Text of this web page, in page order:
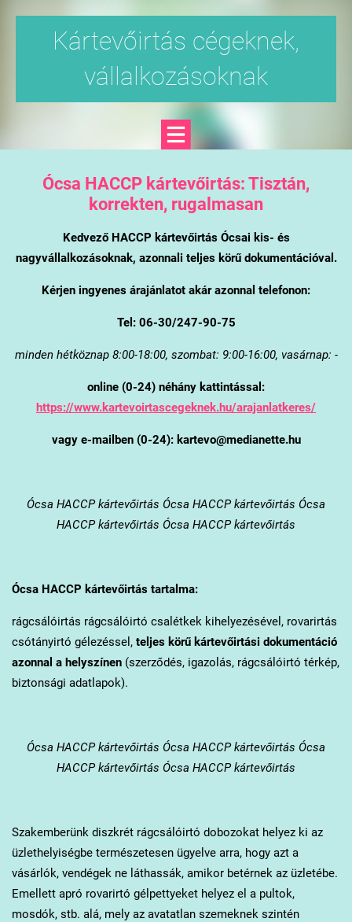
Kártevőirtás cégeknek,
vállalkozásoknak
Ócsa HACCP kártevőirtás: Tisztán,
korrekten, rugalmasan
Kedvező HACCP kártevőirtás Ócsai kis- és
nagyvállalkozásoknak, azonnali teljes körű dokumentációval.
Kérjen ingyenes árajánlatot akár azonnal telefonon:
Tel: 06-30/247-90-75
minden hétköznap 8:00-18:00, szombat: 9:00-16:00, vasárnap: -
online (0-24) néhány kattintással:
https://www.kartevoirtascegeknek.hu/arajanlatkeres/
vagy e-mailben (0-24): kartevo@medianette.hu
Ócsa HACCP kártevőirtás Ócsa HACCP kártevőirtás Ócsa
HACCP kártevőirtás Ócsa HACCP kártevőirtás
ÓcsaHACCP kártevőirtás tartalma:
rágcsálóirtás rágcsálóirtó csalétkek kihelyezésével, rovarirtás
csótányirtó gélezéssel, teljes körű kártevőirtási dokumentáció
azonnal a helyszínen(szerződés, igazolás, rágcsálóirtó térkép,
biztonsági adatlapok).
Ócsa HACCP kártevőirtás Ócsa HACCP kártevőirtás Ócsa
HACCP kártevőirtás Ócsa HACCP kártevőirtás
Szakemberünk diszkrét rágcsálóirtó dobozokat helyez ki az
üzlethelyiségbe természetesen ügyelve arra, hogy azt a
vásárlók, vendégek ne láthassák, amikor betérnek az üzletébe.
Emellett apró rovarirtó gélpettyeket helyez el a pultok,
mosdók, stb. alá, mely az avatatlan szemeknek szintén